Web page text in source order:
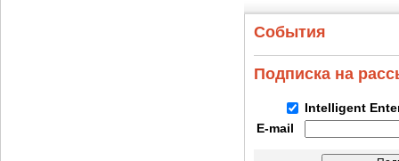
События
Подписка на
Intelligent
E-mail